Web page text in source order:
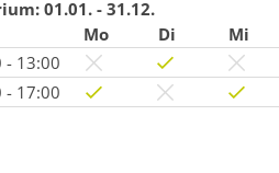
01.01. - 31.12.
Mo
Di Mi
- 13:00
- 17:00